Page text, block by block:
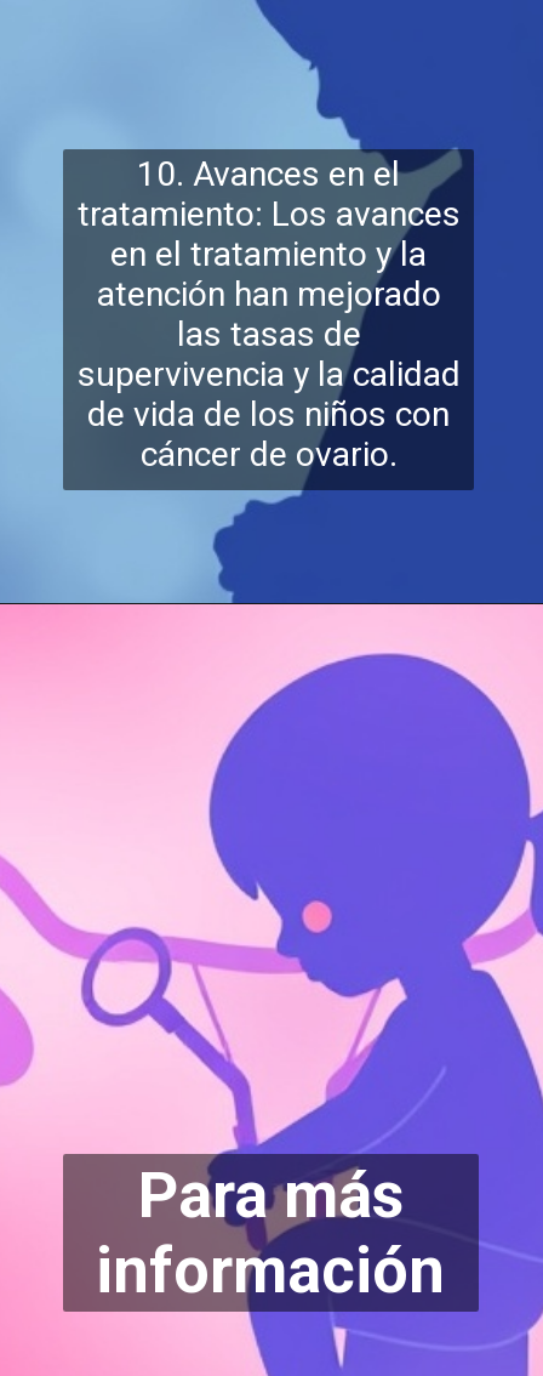
10. Avances en el
tratamiento: Los avances
en el tratamiento y la
atención han mejorado
las tasas de
supervivencia y la calidad
de vida de los niños con
cáncer de ovario.
Para más
información